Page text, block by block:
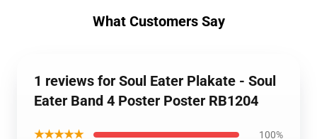
What Customers Say
1 reviews for Soul Eater Plakate - Soul
Eater Band 4 Poster Poster RB1204
★★★★★ 100%